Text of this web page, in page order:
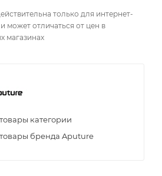
только для интернет-
может отличаться от цен в
магазинах
категории
бренда Aputure